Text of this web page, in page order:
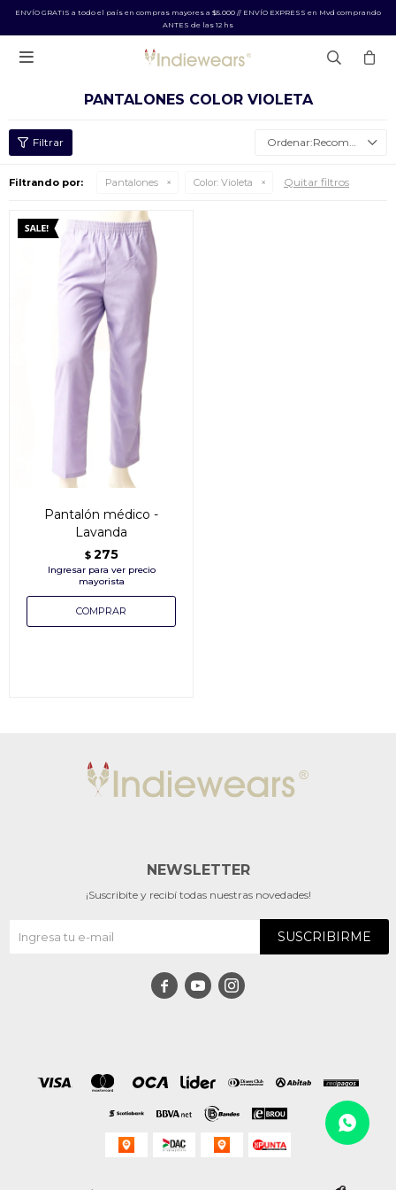
ENVÍO GRATIS a todo el país en compras mayores a $5.000 // ENVÍO EXPRESS en Mvd comprando
ANTES de las 12 hs

PANTALONES COLOR VIOLETA
Recomendados
Filtrando por: Pantalones Color: Violeta Quitar filtros
Pantalón médico -
Lavanda
$ 275
NEWSLETTER
¡Suscribite y recibí todas nuestras novedades!
SUSCRIBIRME
  